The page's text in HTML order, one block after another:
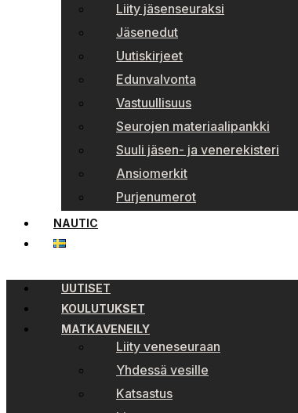
Liity jäsenseuraksi
Jäsenedut
Uutiskirjeet
Edunvalvonta
Vastuullisuus
Seurojen materiaalipankki
Suuli jäsen- ja venerekisteri
Ansiomerkit
Purjenumerot
NAUTIC
UUTISET
KOULUTUKSET
MATKAVENEILY
Liity veneseuraan
Yhdessä vesille
Katsastus